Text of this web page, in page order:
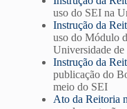
uso do SEI na
Instrução da
uso do Módulo
Universidade de
Instrução da
publicação do
meio do SEI
Ato da Reitoria